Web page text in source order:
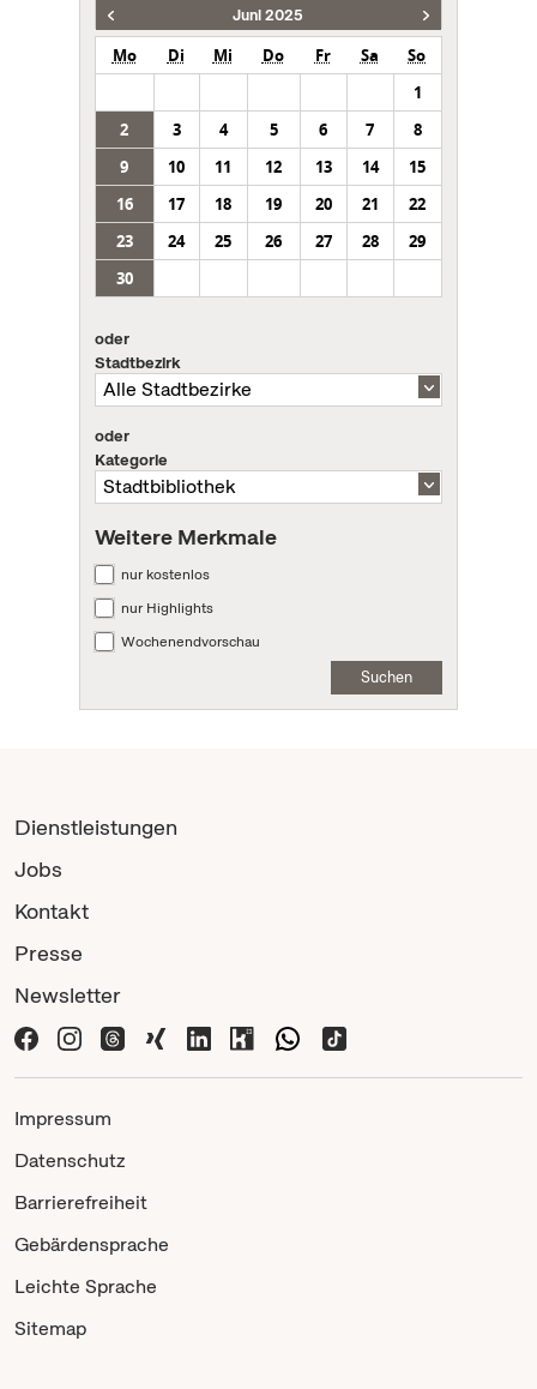
Juni 2025
Mo Di Mi Do Fr Sa
So
1
2
3 4 5 6 7
8
9
10 11 12 13 14
15
16
17 18 19 20 21
22
23
24 25 26 27 28
29
30
oder
Stadtbezirk
oder
Kategorie
Weitere Merkmale
nur kostenlos
nur Highlights
Wochenendvorschau
Suchen
Dienstleistungen
Jobs
Kontakt
Presse
Newsletter
Impressum
Datenschutz
Barrierefreiheit
Gebärdensprache
Leichte Sprache
Sitemap